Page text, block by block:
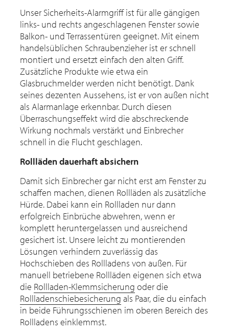
Unser Sicherheits-Alarmgriff ist für alle gängigen
links- und rechts angeschlagenen Fenster sowie
Balkon- und Terrassentüren geeignet. Mit einem
handelsüblichen Schraubenzieher ist er schnell
montiert und ersetzt einfach den alten Griff.
Zusätzliche Produkte wie etwa ein
Glasbruchmelder werden nicht benötigt. Dank
seines dezenten Aussehens, ist er von außen nicht
als Alarmanlage erkennbar. Durch diesen
Überraschungseffekt wird die abschreckende
Wirkung nochmals verstärkt und Einbrecher
schnell in die Flucht geschlagen.
Rollläden dauerhaft absichern
Damit sich Einbrecher gar nicht erst am Fenster zu
schaffen machen, dienen Rollläden als zusätzliche
Hürde. Dabei kann ein Rollladen nur dann
erfolgreich Einbrüche abwehren, wenn er
komplett heruntergelassen und ausreichend
gesichert ist. Unsere leicht zu montierenden
Lösungen verhindern zuverlässig das
Hochschieben des Rollladens von außen. Für
manuell betriebene Rollläden eigenen sich etwa
die Rollladen-Klemmsicherung oder die
Rollladenschiebesicherung als Paar, die du einfach
in beide Führungsschienen im oberen Bereich des
Rollladens einklemmst.